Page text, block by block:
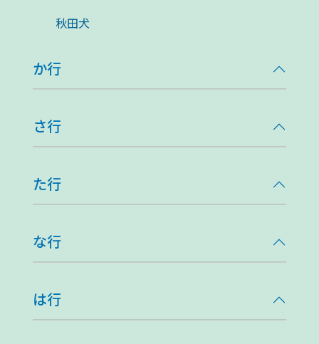
秋田犬
か行
さ行
た行
な行
は行